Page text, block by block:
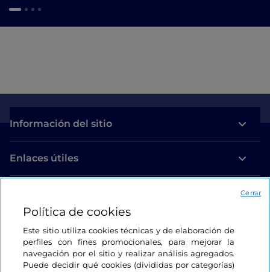
Información del sitio
Enlaces útiles
Estamos en contacto
Política de cookies
Este sitio utiliza cookies técnicas y de elaboración de
perfiles con fines promocionales, para mejorar la
navegación por el sitio y realizar análisis agregados.
Puede decidir qué cookies (divididas por categorías)
Cerrar